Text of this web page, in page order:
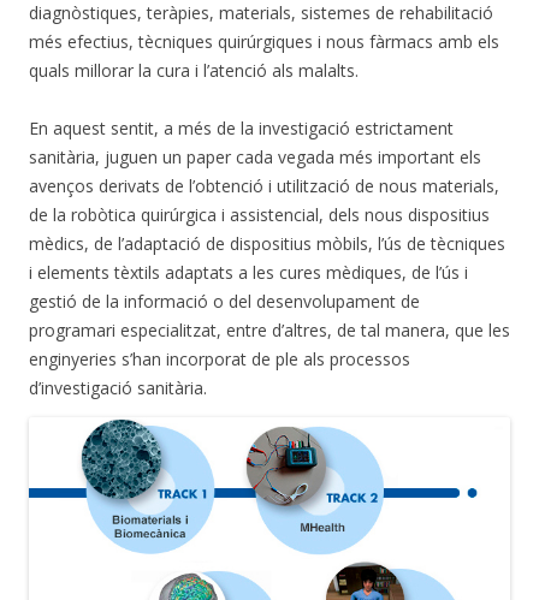
diagnòstiques, teràpies, materials, sistemes de rehabilitació
més efectius, tècniques quirúrgiques i nous fàrmacs amb els
quals millorar la cura i l’atenció als malalts.
En aquest sentit, a més de la investigació estrictament
sanitària, juguen un paper cada vegada més important els
avenços derivats de l’obtenció i utilització de nous materials,
de la robòtica quirúrgica i assistencial, dels nous dispositius
mèdics, de l’adaptació de dispositius mòbils, l’ús de tècniques
i elements tèxtils adaptats a les cures mèdiques, de l’ús i
gestió de la informació o del desenvolupament de
programari especialitzat, entre d’altres, de tal manera, que les
enginyeries s’han incorporat de ple als processos
d’investigació sanitària.